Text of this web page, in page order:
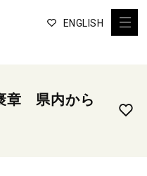
ENGLISH
章 県内から